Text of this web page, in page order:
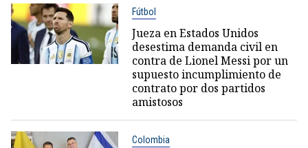
Fútbol
Jueza en Estados Unidos
desestima demanda civil en
contra de Lionel Messi por un
supuesto incumplimiento de
contrato por dos partidos
amistosos
Colombia